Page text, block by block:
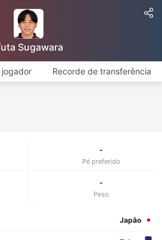
Sugawara
jogador Recorde de transferência
-
Pé preferido
-
Peso
Japão